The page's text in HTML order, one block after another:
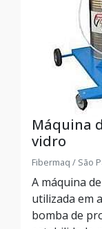
Máquina
vidro
Fibermaq / São
A máquina
utilizada em
bomba de